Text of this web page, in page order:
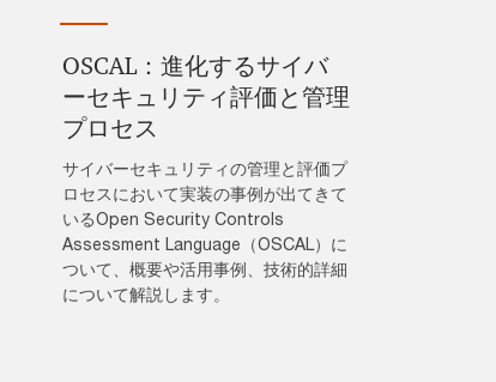
OSCAL：進化するサイバ
ーセキュリティ評価と管理
プロセス
サイバーセキュリティの管理と評価プ
ロセスにおいて実装の事例が出てきて
いるOpen Security Controls
Assessment Language（OSCAL）に
ついて、概要や活用事例、技術的詳細
について解説します。